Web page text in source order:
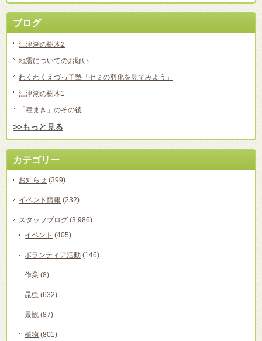
ブログ
江津湖の樹木2
地震についてのお願い
わくわくえづっ子塾「セミの羽化を見てみよう」
江津湖の樹木1
「種まき」のその後
>>もっと見る
カテゴリー
お知らせ (399)
イベント情報 (232)
スタッフブログ (3,986)
イベント (405)
ボランティア活動 (146)
作業 (8)
昆虫 (632)
景観 (87)
植物 (801)